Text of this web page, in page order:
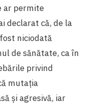
ar permite
declarat că, de la
niciodată
de sănătate, ca în
privind
mutația
și agresivă, iar